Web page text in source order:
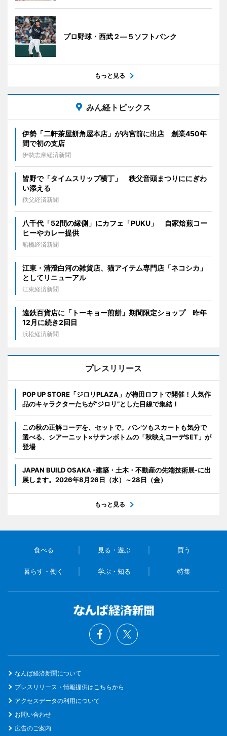
プロ野球・西武２―５ソフトバンク
もっと見る
みん経トピックス
伊勢「二軒茶屋餅角屋本店」が内宮前に出店 創業450年
間で初の支店
伊勢志摩経済新聞
皆野で「タイムスリップ横丁」 秩父音頭まつりににぎわ
い添える
秩父経済新聞
八千代「52間の縁側」にカフェ「PUKU」 自家焙煎コー
ヒーやカレー提供
船橋経済新聞
江東・清澄白河の雑貨店、猫アイテム専門店「ネコシカ」
としてリニューアル
江東経済新聞
遠鉄百貨店に「トーキョー煎餅」期間限定ショップ 昨年
12月に続き2回目
浜松経済新聞
プレスリリース
POP UP STORE「ジロリPLAZA」が梅田ロフトで開催！人気作
品のキャラクターたちが“ジロリ”とした目線で集結！
この秋の正解コーデを、セットで。パンツもスカートも気分で
選べる、シアーニット×サテンボトムの「秋映えコーデSET」が
登場
JAPAN BUILD OSAKA -建築・土木・不動産の先端技術展-に出
展します。2026年8月26日（水）～28日（金）
もっと見る
食べる 見る・遊ぶ 買う
暮らす・働く 学ぶ・知る 特集
なんば経済新聞について
プレスリリース・情報提供はこちらから
アクセスデータの利用について
お問い合わせ
広告のご案内